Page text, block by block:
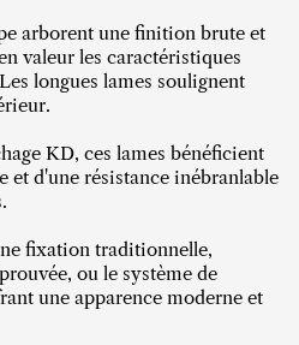
arborent une finition brute et
valeur les caractéristiques
longues lames soulignent
KD, ces lames bénéficient
et d'une résistance inébranlable
fixation traditionnelle,
ou le système de
une apparence moderne et